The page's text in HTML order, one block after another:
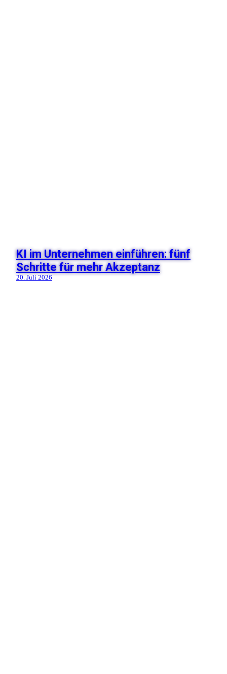
KI im Unternehmen einführen: fünf
Schritte für mehr Akzeptanz
20. Juli 2026